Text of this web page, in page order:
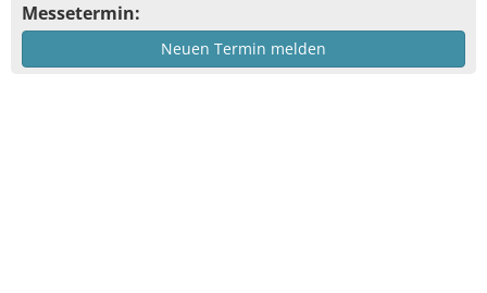
Messetermin:
Neuen Termin melden